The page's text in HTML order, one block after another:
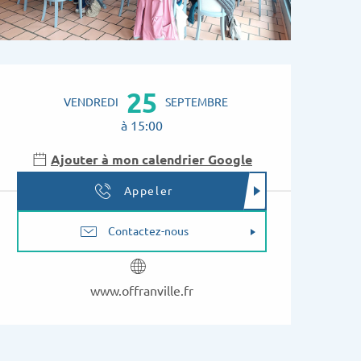
et
VENDREDI 25 SEPTEMBRE
à 15:00
Ajouter à mon calendrier Google
Appeler
Contactez-nous
www.offranville.fr